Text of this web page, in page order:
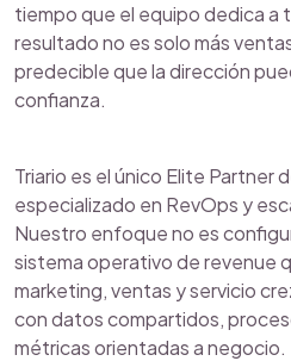
tiempo que el equipo dedica a
resultado no es solo más
predecible que la dirección
confianza.
Triario es el único Elite Partner
especializado en RevOps y
Nuestro enfoque no es
sistema operativo de revenue
marketing, ventas y servicio
con datos compartidos,
métricas orientadas a negocio.